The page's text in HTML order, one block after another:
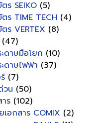
ร SEIKO (5)
ร TIME TECH (4)
ร VERTEX (8)
(47)
ดาษมือโยก (10)
ดาษไฟฟ้า (37)
(7)
วน (50)
ร (102)
เอกสาร COMIX (2)